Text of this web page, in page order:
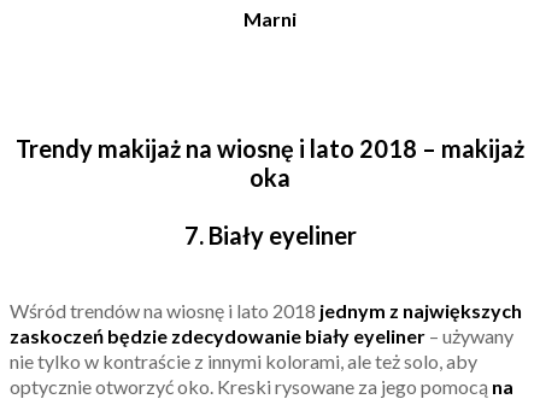
Marni
Trendy makijaż na wiosnę i lato 2018 – makijaż
oka
7. Biały eyeliner
Wśród trendów na wiosnę i lato 2018 jednym z największych
zaskoczeń będzie zdecydowanie biały eyeliner – używany
nie tylko w kontraście z innymi kolorami, ale też solo, aby
optycznie otworzyć oko. Kreski rysowane za jego pomocą na